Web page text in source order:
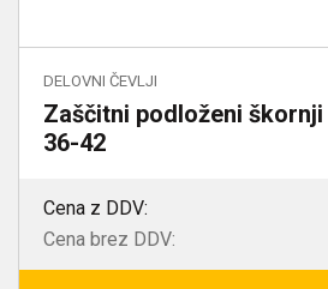
DELOVNI ČEVLJI
Zaščitni podloženi
36-42
Cena z DDV:
Cena brez DDV: